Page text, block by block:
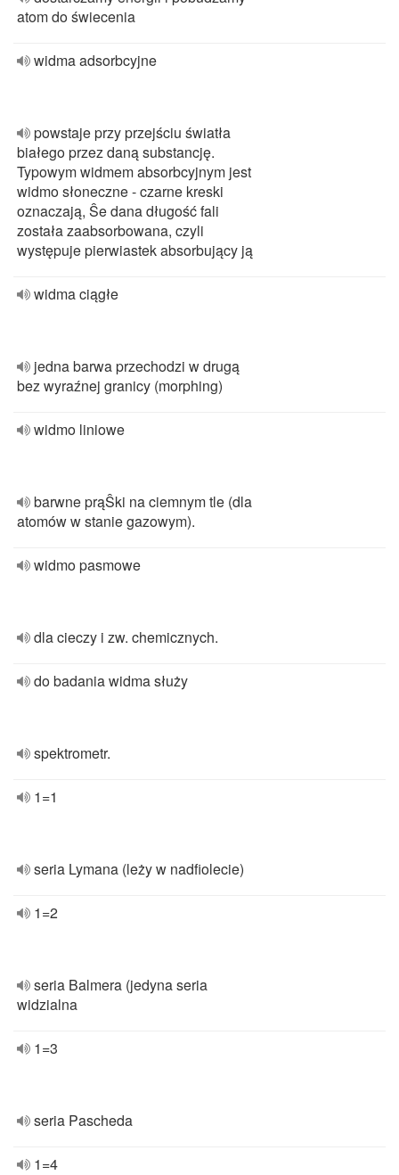
atom do świecenia
widma adsorbcyjne
powstaje przy przejściu światła
białego przez daną substancję.
Typowym widmem absorbcyjnym jest
widmo słoneczne - czarne kreski
oznaczają, Ŝe dana długość fali
została zaabsorbowana, czyli
występuje pierwiastek absorbujący ją
widma ciągłe
jedna barwa przechodzi w drugą
bez wyraźnej granicy (morphing)
widmo liniowe
barwne prąŜki na ciemnym tle (dla
atomów w stanie gazowym).
widmo pasmowe
dla cieczy i zw. chemicznych.
do badania widma służy
spektrometr.
1=1
seria Lymana (leży w nadfiolecie)
1=2
seria Balmera (jedyna seria
widzialna
1=3
seria Pascheda
1=4